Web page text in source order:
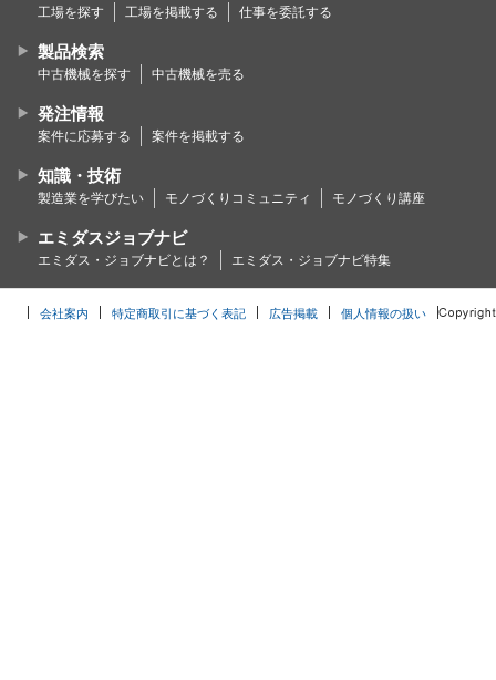
工場を探す 工場を掲載する 仕事を委託する
製品検索
中古機械を探す 中古機械を売る
発注情報
案件に応募する 案件を掲載する
知識・技術
製造業を学びたい モノづくりコミュニティ モノづくり講座
エミダスジョブナビ
エミダス・ジョブナビとは？ エミダス・ジョブナビ特集
会社案内 特定商取引に基づく表記 広告掲載 個人情報の扱い